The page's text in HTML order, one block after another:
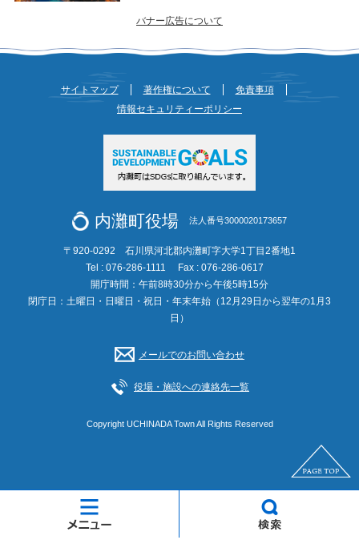
バナー広告について
サイトマップ 著作権について
免責事項
情報セキュリティーポリシー
内灘町役場 法人番号3000020173657
〒920-0292 石川県河北郡内灘町字大学1丁目2番地1
Tel : 076-286-1111
Fax : 076-286-0617
開庁時間：午前8時30分から午後5時15分
閉庁日：土曜日・日曜日・祝日・年末年始（12月29日から翌年の1月3
日）
メールでのお問い合わせ
役場・施設への連絡先一覧
Copyright UCHINADA Town All Rights Reserved